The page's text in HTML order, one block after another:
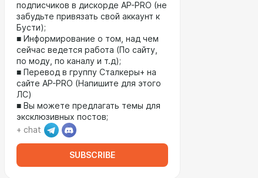
подписчиков в дискорде AP-PRO (не
забудьте привязать свой аккаунт к
Бусти);
■ Информирование о том, над чем
сейчас ведется работа (По сайту,
по моду, по каналу и т.д);
■ Перевод в группу Сталкеры+ на
сайте AP-PRO (Напишите для этого
ЛС)
■ Вы можете предлагать темы для
эксклюзивных постов;
+ chat
SUBSCRIBE